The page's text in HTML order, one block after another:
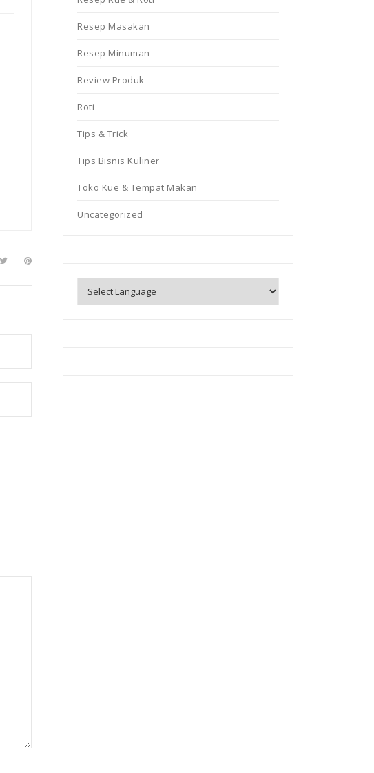
Resep Masakan
Resep Minuman
Review Produk
Roti
Tips & Trick
Tips Bisnis Kuliner
Toko Kue & Tempat Makan
Uncategorized